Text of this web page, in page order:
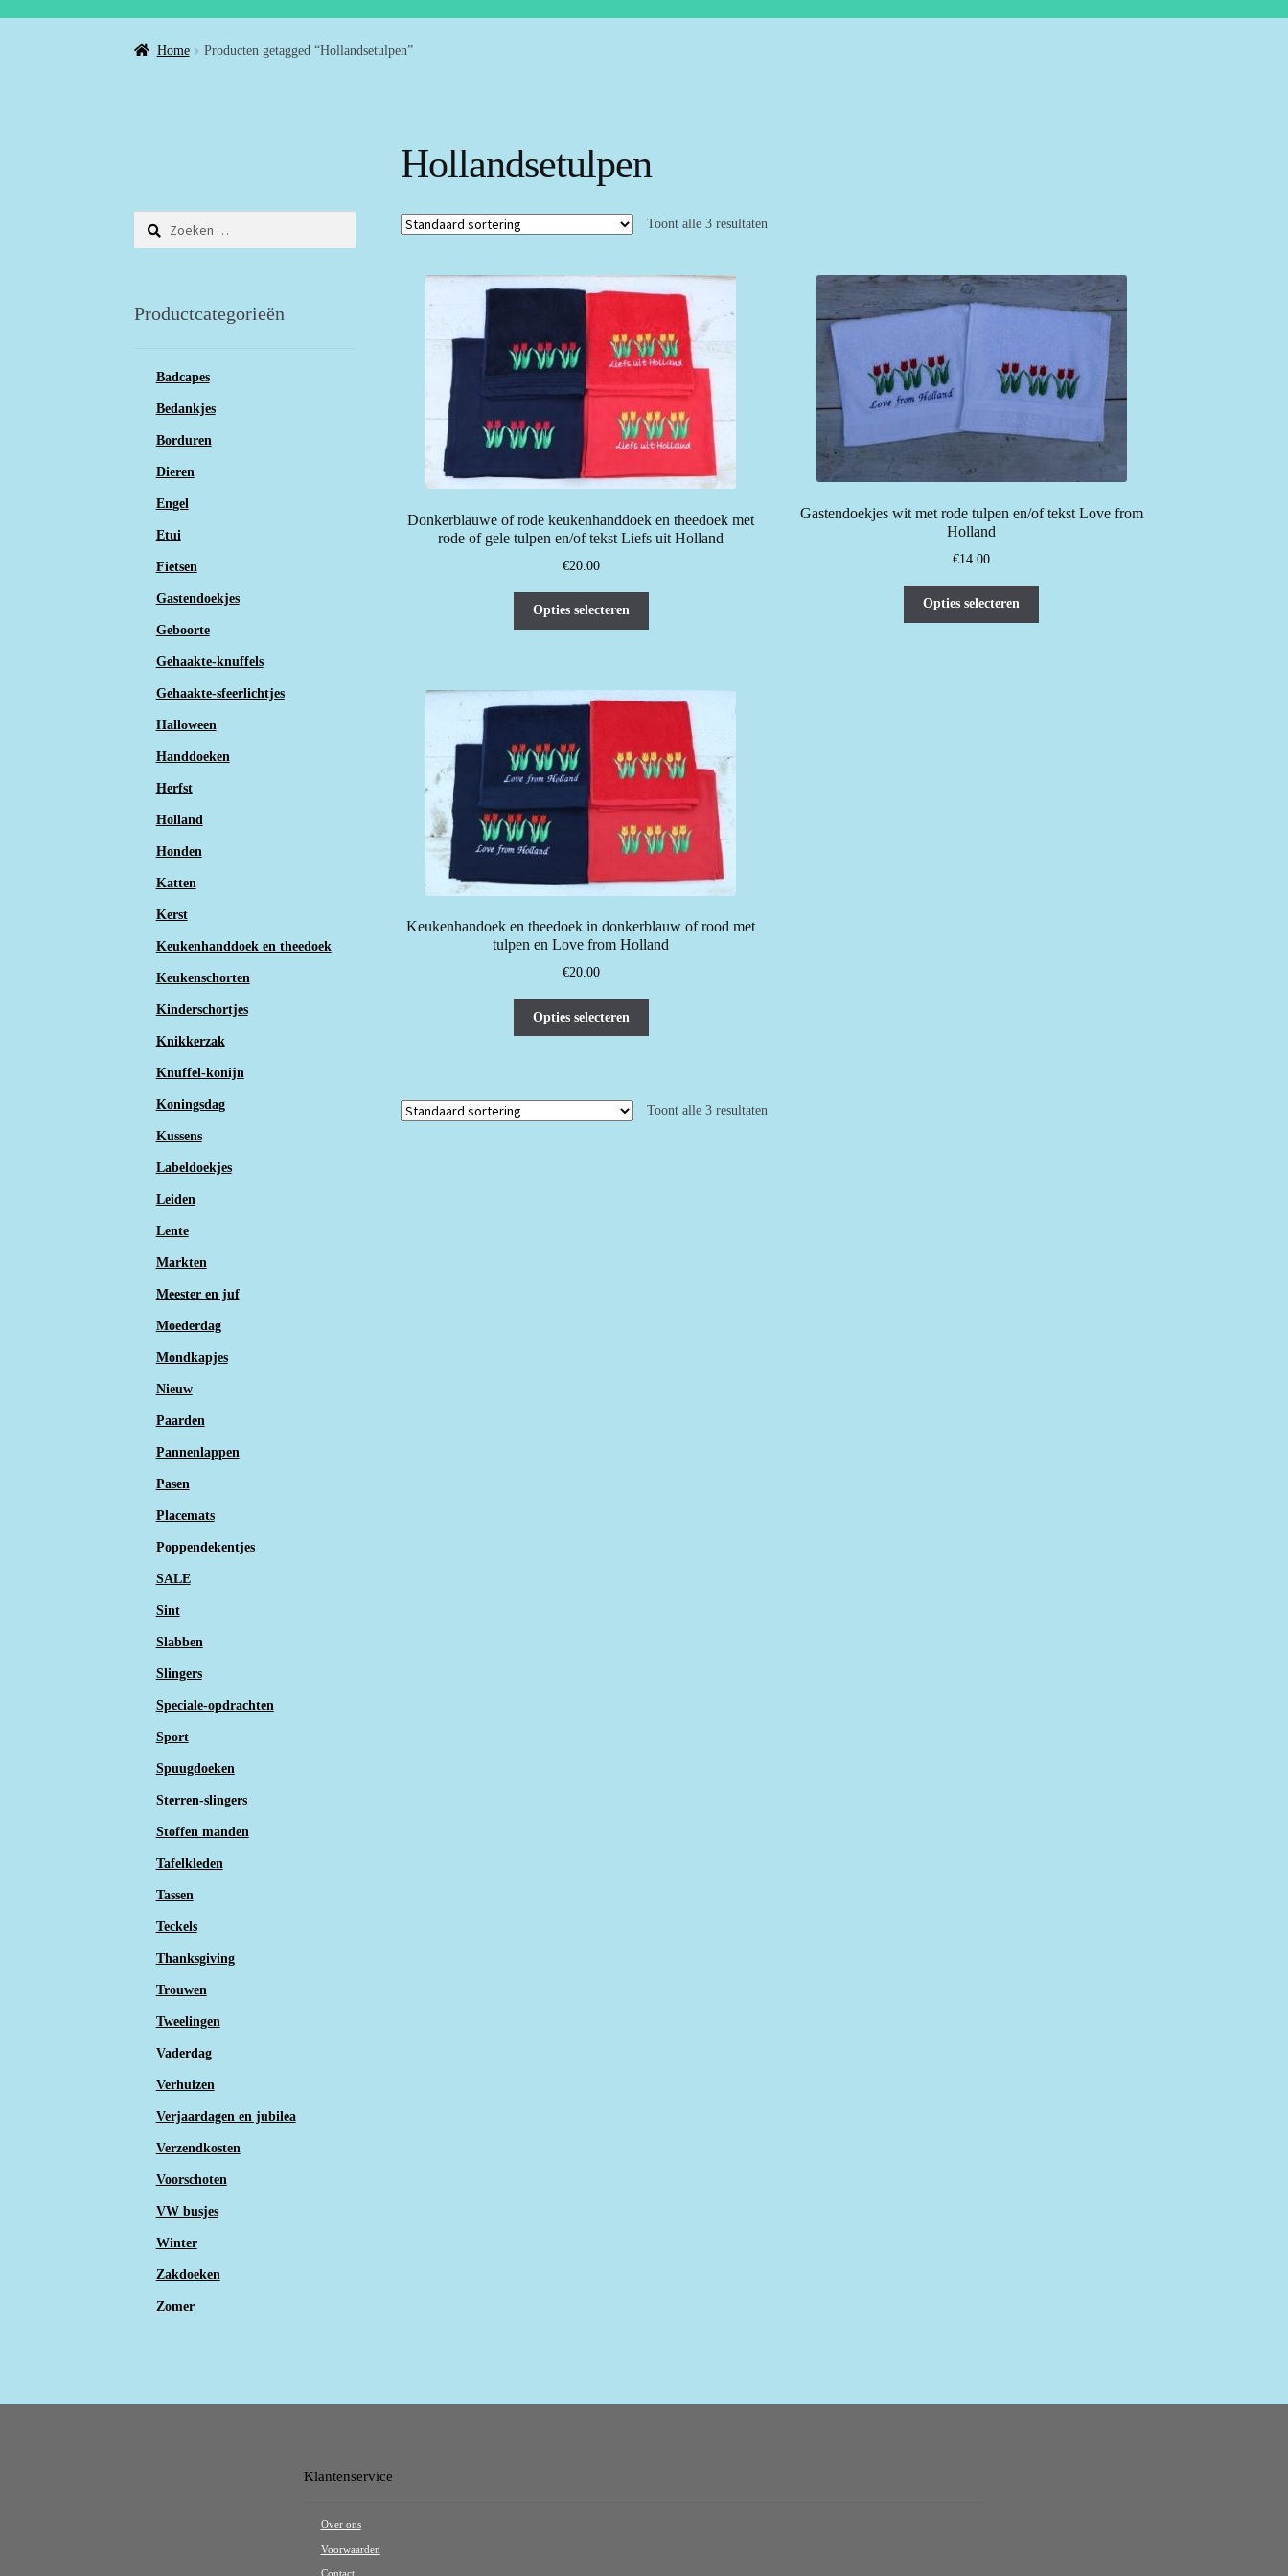
Home Producten getagged “Hollandsetulpen”
Hollandsetulpen
Toont alle 3 resultaten
Donkerblauwe of rode keukenhanddoek en theedoek met
rode of gele tulpen en/of tekst Liefs uit Holland
€20.00
Opties selecteren
Deze
kan
gekozen
op
de
productpagina
Gastendoekjes wit met rode tulpen en/of tekst Love from
Holland
€14.00
Opties selecteren
Keukenhandoek en theedoek in donkerblauw of rood met
tulpen en Love from Holland
€20.00
Opties selecteren
Deze
Toont alle 3 resultaten
naar:
Productcategorieën
Badcapes
Bedankjes
Borduren
Dieren
Engel
Etui
Fietsen
Gastendoekjes
Geboorte
Gehaakte-knuffels
Gehaakte-sfeerlichtjes
Halloween
Handdoeken
Herfst
Holland
Honden
Katten
Kerst
Keukenhanddoek en theedoek
Keukenschorten
Kinderschortjes
Knikkerzak
Knuffel-konijn
Koningsdag
Kussens
Labeldoekjes
Leiden
Lente
Markten
Meester en juf
Moederdag
Mondkapjes
Nieuw
Paarden
Pannenlappen
Pasen
Placemats
Poppendekentjes
SALE
Sint
Slabben
Slingers
Speciale-opdrachten
Sport
Spuugdoeken
Sterren-slingers
Stoffen manden
Tafelkleden
Tassen
Teckels
Thanksgiving
Trouwen
Tweelingen
Vaderdag
Verhuizen
Verjaardagen en jubilea
Verzendkosten
Voorschoten
VW busjes
Winter
Zakdoeken
Zomer
Klantenservice
Over ons
Voorwaarden